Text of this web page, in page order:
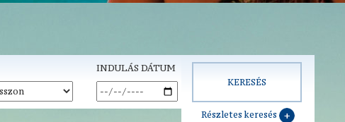
INDULÁS DÁTUM
Részletes keresés